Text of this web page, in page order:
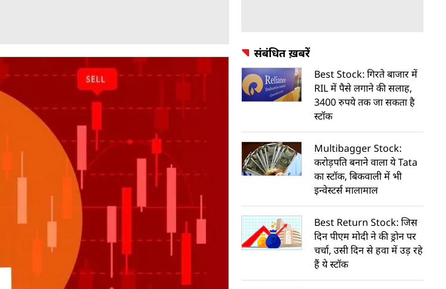
संबंधित ख़बरें
Best Stock: गिरते बाजार में
RIL में पैसे लगाने की सलाह,
3400 रुपये तक जा सकता है
स्टॉक
Multibagger Stock:
करोड़पति बनाने वाला ये Tata
का स्टॉक, बिकवाली में भी
इन्वेस्टर्स मालामाल
Best Return Stock: जिस
दिन पीएम मोदी ने की ड्रोन पर
चर्चा, उसी दिन से हवा में उड़ रहे
हैं ये स्टॉक